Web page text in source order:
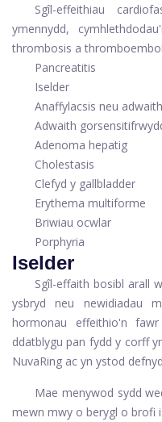
Sgîl-effeithiau
ymennydd,
thrombosis a
Pancreatitis
Iselder
Anaffylacsis neu
Adwaith
Adenoma hepatig
Cholestasis
Clefyd y gallbladder
Erythema multiforme
Briwiau ocwlar
Porphyria
Iselder
Sgîl-effaith bosibl arall
ysbryd neu newidiadau
hormonau effeithio'n
ddatblygu pan fydd y corff
NuvaRing ac yn ystod
Mae menywod sydd
mewn mwy o berygl o brofi